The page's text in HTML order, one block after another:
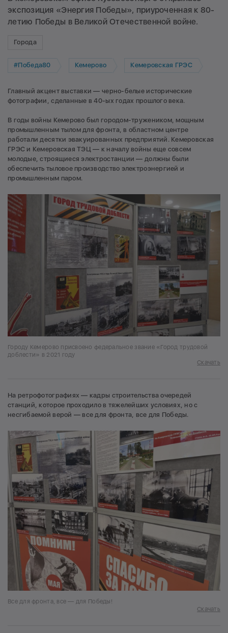
экспозиция «Энергия Победы», приуроченная к 80-
летию Победы в Великой Отечественной войне.
Города
#Победа80 Кемерово Кемеровская ГРЭС
Главный акцент выставки — черно-белые исторические
фотографии, сделанные в 40-ых годах прошлого века.
В годы войны Кемерово был городом-тружеником, мощным
промышленным тылом для фронта, в областном центре
работали десятки эвакуированных предприятий. Кемеровская
ГРЭС и Кемеровская ТЭЦ — к началу войны еще совсем
молодые, строящиеся электростанции — должны были
обеспечить тыловое производство электроэнергией и
промышленным паром.
Городу Кемерово присвоено федеральное звание «Город трудовой
доблести» в 2021 году
Скачать
На ретрофотографиях — кадры строительства очередей
станций, которое проходило в тяжелейших условиях, но с
несгибаемой верой — все для фронта, все для Победы.
Все для фронта, все — для Победы!
Скачать